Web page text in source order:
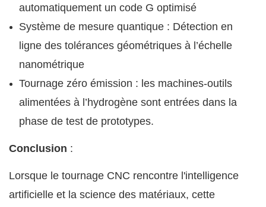
automatiquement un code G optimisé
Système de mesure quantique : Détection en
ligne des tolérances géométriques à l’échelle
nanométrique
Tournage zéro émission : les machines-outils
alimentées à l’hydrogène sont entrées dans la
phase de test de prototypes.
Conclusion :
Lorsque le tournage CNC rencontre l'intelligence
artificielle et la science des matériaux, cette